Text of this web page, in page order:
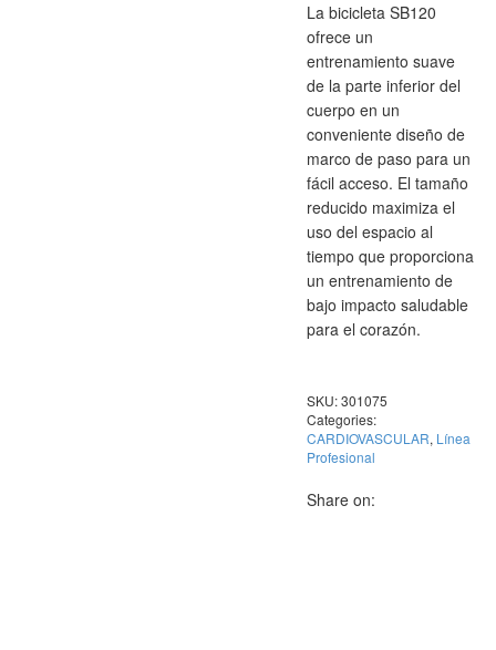
La bicicleta SB120
ofrece un
entrenamiento suave
de la parte inferior del
cuerpo en un
conveniente diseño de
marco de paso para un
fácil acceso. El tamaño
reducido maximiza el
uso del espacio al
tiempo que proporciona
un entrenamiento de
bajo impacto saludable
para el corazón.
SKU:301075
Categories:
CARDIOVASCULAR, Línea
Profesional
Share on: